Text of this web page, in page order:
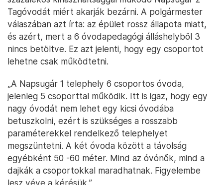
Tagóvodát miért akarják bezárni. A polgármester
válaszában azt írta: az épület rossz állapota miatt,
és azért, mert a 6 óvodapedagógi álláshelyből 3
nincs betöltve. Ez azt jelenti, hogy egy csoportot
lehetne csak működtetni.
„A Napsugár 1 telephely 6 csoportos óvoda,
jelenleg 5 csoporttal működik. Itt is igaz, hogy egy
nagy óvodát nem lehet egy kicsi óvodába
betuszkolni, ezért is szükséges a rosszabb
paraméterekkel rendelkező telephelyet
megszüntetni. A két óvoda között a távolság
egyébként 50 -60 méter. Mind az óvónők, mind a
dajkák a csoportokkal maradhatnak. Figyelembe
lesz véve a kérésük.”